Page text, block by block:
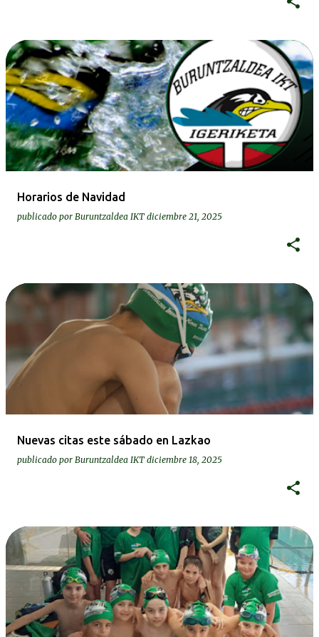
Horarios de Navidad
publicado por Buruntzaldea IKT diciembre 21, 2025
Nuevas citas este sábado en Lazkao
publicado por Buruntzaldea IKT diciembre 18, 2025